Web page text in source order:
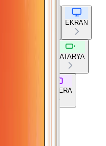
EKRAN
BATARYA
KAMERA